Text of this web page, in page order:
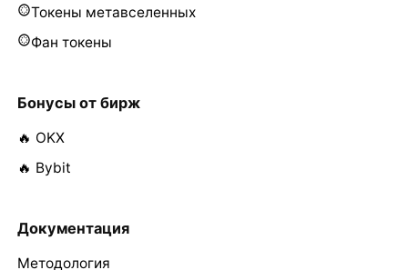
Токены метавселенных
Фан токены
Бонусы от бирж
🔥 OKX
🔥 Bybit
Документация
Методология